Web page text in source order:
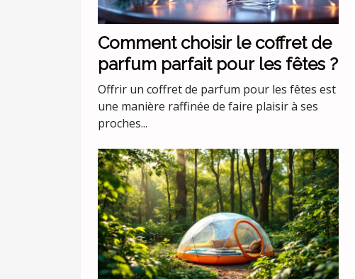
Comment choisir le coffret de
parfum parfait pour les fêtes ?
Offrir un coffret de parfum pour les fêtes est
une manière raffinée de faire plaisir à ses
proches...